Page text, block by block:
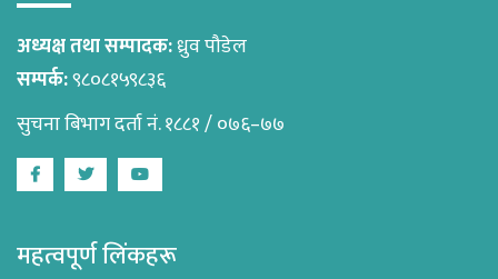
अध्यक्ष तथा सम्पादक:ध्रुव पौडेल
सम्पर्क:९८०८१५९८३६
सुचना बिभाग दर्ता नं. १८८१ / ०७६–७७
FacebookTwitterYoutube
महत्वपूर्ण लिंकहरू